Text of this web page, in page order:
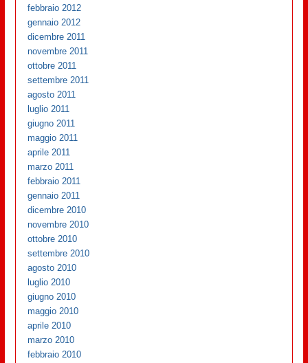
febbraio 2012
gennaio 2012
dicembre 2011
novembre 2011
ottobre 2011
settembre 2011
agosto 2011
luglio 2011
giugno 2011
maggio 2011
aprile 2011
marzo 2011
febbraio 2011
gennaio 2011
dicembre 2010
novembre 2010
ottobre 2010
settembre 2010
agosto 2010
luglio 2010
giugno 2010
maggio 2010
aprile 2010
marzo 2010
febbraio 2010